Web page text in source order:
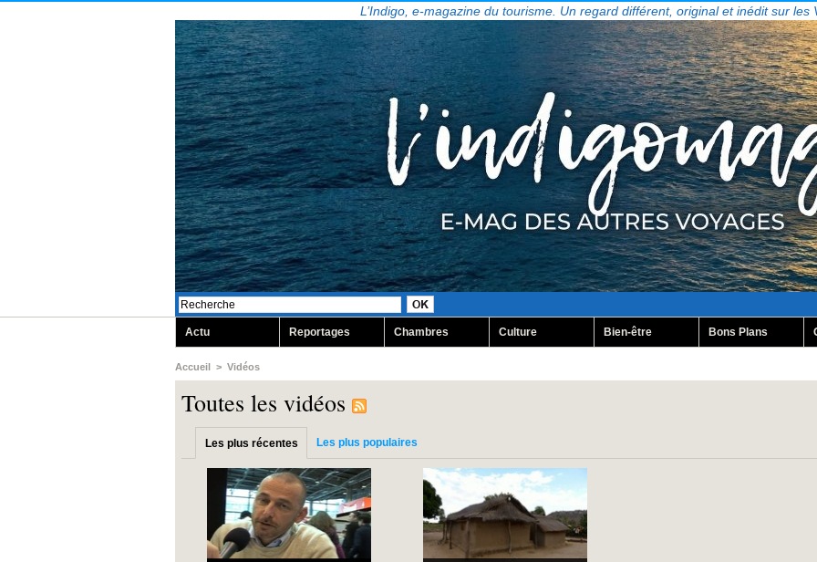
L’Indigo, e-magazine du tourisme. Un regard différent, original et inédit sur les
Actu Reportages Chambres Culture Bien-être Bons Plans
Accueil > Vidéos
Toutes les vidéos
Les plus récentes Les plus populaires